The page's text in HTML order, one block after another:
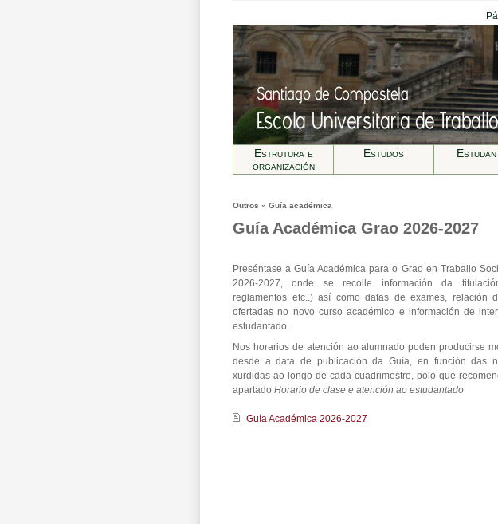
Estrutura e
organización
Estudos
Outros » Guí­a académica
Guí­a Académica Grao 2026-2027
Preséntase a Guía Académica para o Grao en Traballo
2026-2027, onde se recolle información da
reglamentos etc..) así como datas de exames, relación
ofertadas no novo curso académico e información de
estudantado.
Nos horarios de atención ao alumnado poden producirse
desde a data de publicación da Guía, en función das
xurdidas ao longo de cada cuadrimestre, polo que
apartado Horario de clase e atención ao estudantado
Guía Académica 2026-2027